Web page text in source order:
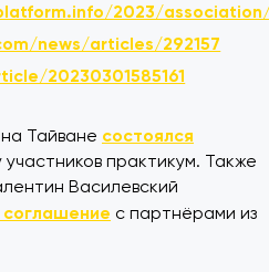
2023/
news/articles/292157
20230301585161
Тайване состоялся
практикум. Также
Василевский
с партнёрами из